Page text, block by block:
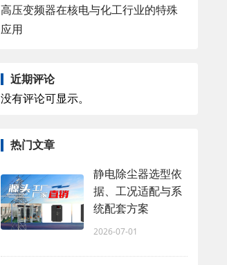
高压变频器在核电与化工行业的特殊
应用
近期评论
没有评论可显示。
热门文章
静电除尘器选型依
据、工况适配与系
统配套方案
2026-07-01